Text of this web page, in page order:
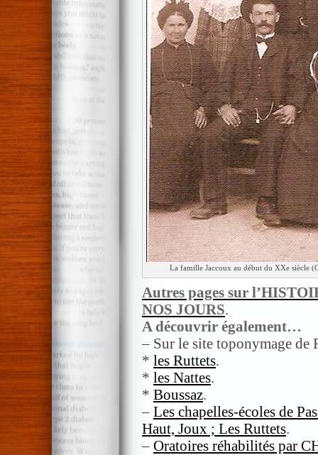
La famille Jaccoux au début du XXe siècle
Autres pages sur
NOS JOURS.
A découvrir également…
– Sur le site toponymage de
* les Ruttets.
* les Nattes.
* Boussaz.
– Les chapelles-écoles de
Haut, Joux ; Les Ruttets.
– Oratoires réhabilités par